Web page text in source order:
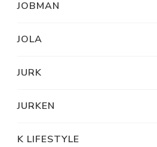
JOBMAN
JOLA
JURK
JURKEN
K LIFESTYLE